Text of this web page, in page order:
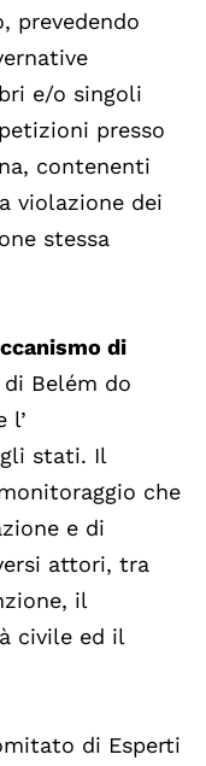
prevedendo
e/o singoli
presso
contenenti
violazione dei
stessa
di
Belém do
l’
stati. Il
che
e di
attori, tra
il
civile ed il
di Esperti